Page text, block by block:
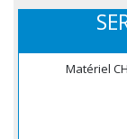
Matériel